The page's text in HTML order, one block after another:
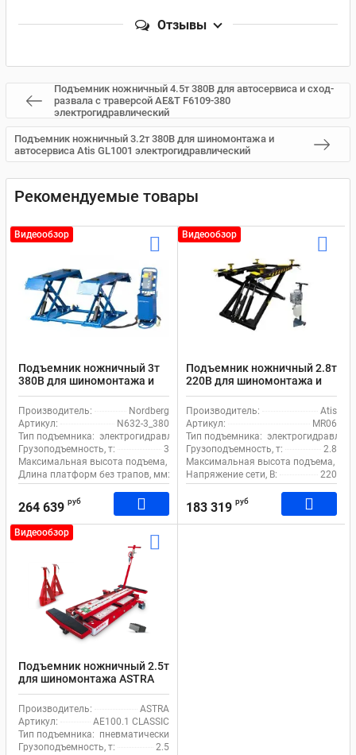
Отзывы
Подъемник ножничный 4.5т 380В для автосервиса и сход-
развала с траверсой AE&T F6109-380
электрогидравлический
Подъемник ножничный 3.2т 380В для шиномонтажа и
автосервиса Atis GL1001 электрогидравлический
Рекомендуемые товары
Видеообзор
Подъемник ножничный 3т
380В для шиномонтажа и
автосервиса Nordberg N632-
3_380
электрогидравлический
передвижной
Производитель:
Nordberg
Артикул:
N632-3_380
Тип подъемника: электрогидравлический
Грузоподъемность, т:
3
Максимальная высота подъема, мм:
960
Длина платформ без трапов, мм:
1480
264 639 руб
Видеообзор
Подъемник ножничный 2.8т
220В для шиномонтажа и
автосервиса Atis MR06
электрогидравлический
передвижной
Производитель:
Atis
Артикул:
MR06
Тип подъемника:
Грузоподъемность, т:
2.8
Максимальная высота подъема, мм:
Напряжение сети, В:
220
183 319 руб
Видеообзор
Подъемник ножничный 2.5т
для шиномонтажа ASTRA
AE100.1 CLASSIC
пневматический
передвижной
Производитель:
ASTRA
Артикул:
AE100.1 CLASSIC
Тип подъемника: пневматический
Грузоподъемность, т:
2.5